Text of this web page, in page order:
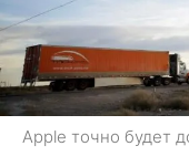
Apple точно будет